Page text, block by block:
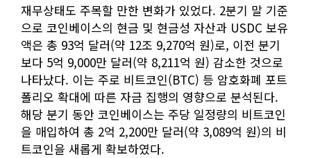
재무상태도 주목할 만한 변화가 있었다. 2분기 말 기준
으로 코인베이스의 현금 및 현금성 자산과 USDC 보유
액은 총 93억 달러(약 12조 9,270억 원)로, 이전 분기
보다 5억 9,000만 달러(약 8,211억 원) 감소한 것으로
나타났다. 이는 주로 비트코인(BTC) 등 암호화폐 포트
폴리오 확대에 따른 자금 집행의 영향으로 분석된다.
해당 분기 동안 코인베이스는 주당 일정량의 비트코인
을 매입하여 총 2억 2,200만 달러(약 3,089억 원)의 비
트코인을 새롭게 확보하였다.